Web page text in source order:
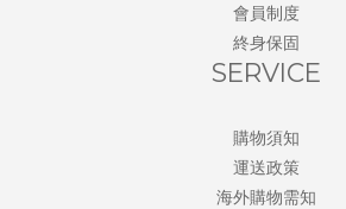
會員制度
終身保固
SERVICE
購物須知
運送政策
海外購物需知